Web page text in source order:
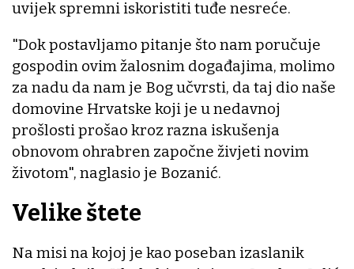
uvijek spremni iskoristiti tuđe nesreće.
"Dok postavljamo pitanje što nam poručuje
gospodin ovim žalosnim događajima, molimo
za nadu da nam je Bog učvrsti, da taj dio naše
domovine Hrvatske koji je u nedavnoj
prošlosti prošao kroz razna iskušenja
obnovom ohrabren započne živjeti novim
životom", naglasio je Bozanić.
Velike štete
Na misi na kojoj je kao poseban izaslanik